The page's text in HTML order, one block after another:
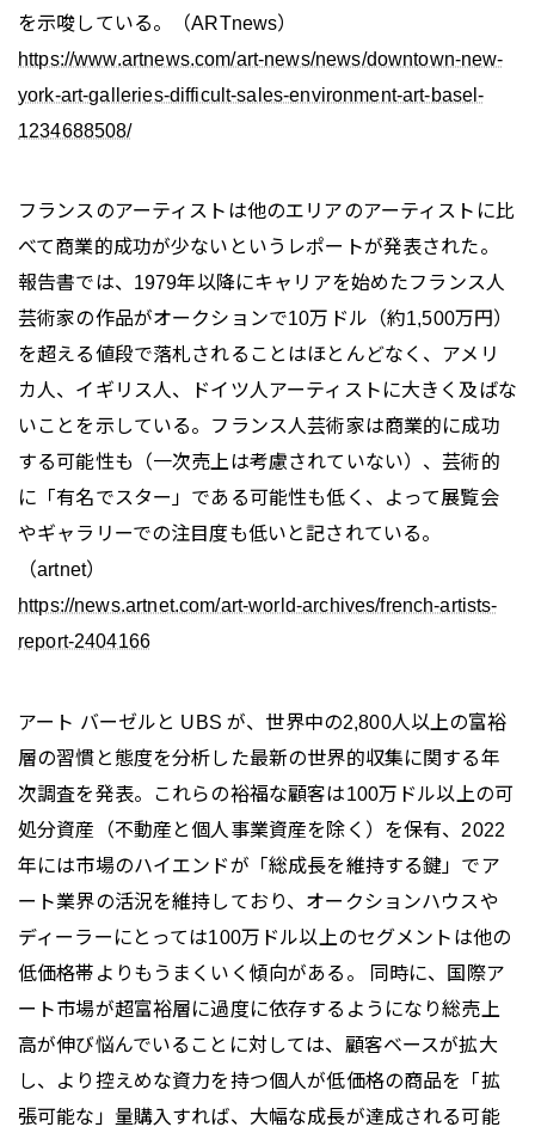
を示唆している。（ARTnews）
https://www.artnews.com/art-news/news/downtown-new-
york-art-galleries-difficult-sales-environment-art-basel-
1234688508/
フランスのアーティストは他のエリアのアーティストに比
べて商業的成功が少ないというレポートが発表された。
報告書では、1979年以降にキャリアを始めたフランス人
芸術家の作品がオークションで10万ドル（約1,500万円）
を超える値段で落札されることはほとんどなく、アメリ
カ人、イギリス人、ドイツ人アーティストに大きく及ばな
いことを示している。フランス人芸術家は商業的に成功
する可能性も（一次売上は考慮されていない）、芸術的
に「有名でスター」である可能性も低く、よって展覧会
やギャラリーでの注目度も低いと記されている。
（artnet）
https://news.artnet.com/art-world-archives/french-artists-
report-2404166
アート バーゼルと UBS が、世界中の2,800人以上の富裕
層の習慣と態度を分析した最新の世界的収集に関する年
次調査を発表。これらの裕福な顧客は100万ドル以上の可
処分資産（不動産と個人事業資産を除く）を保有、2022
年には市場のハイエンドが「総成長を維持する鍵」でア
ート業界の活況を維持しており、オークションハウスや
ディーラーにとっては100万ドル以上のセグメントは他の
低価格帯よりもうまくいく傾向がある。 同時に、国際ア
ート市場が超富裕層に過度に依存するようになり総売上
高が伸び悩んでいることに対しては、顧客ベースが拡大
し、より控えめな資力を持つ個人が低価格の商品を「拡
張可能な」量購入すれば、大幅な成長が達成される可能